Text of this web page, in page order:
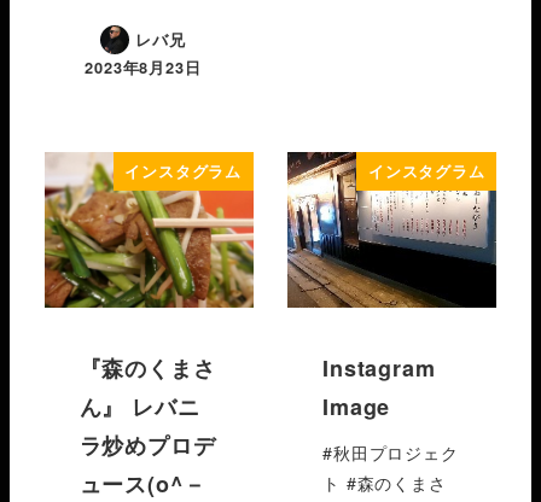
レバ兄
2023年8月23日
インスタグラム
『森のくまさ
ん』 レバニ
ラ炒めプロデ
ュース(o^－
インスタグラム
Instagram
Image
#秋田プロジェク
ト #森のくまさ